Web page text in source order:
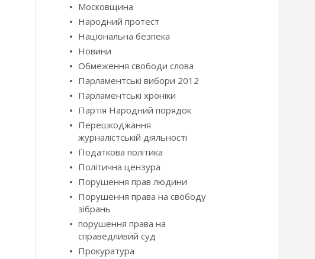
Московщина
Народний протест
Національна безпека
Новини
Обмеження свободи слова
Парламентські вибори 2012
Парламентські хроніки
Партія Народний порядок
Перешкоджання
журналістській діяльності
Податкова політика
Політична цензура
Порушення прав людини
Порушення права на свободу
зібрань
порушення права на
справедливий суд
Прокуратура